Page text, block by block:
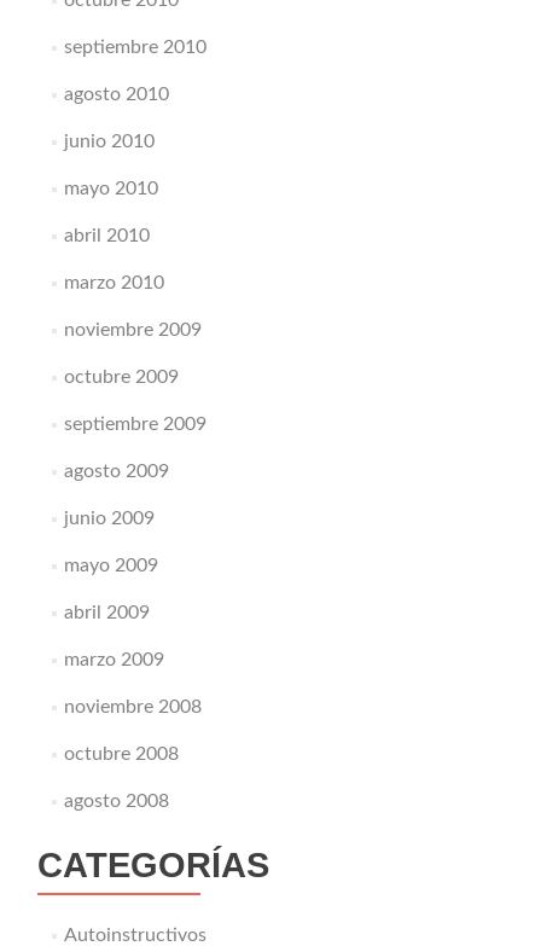
septiembre 2010
agosto 2010
junio 2010
mayo 2010
abril 2010
marzo 2010
noviembre 2009
octubre 2009
septiembre 2009
agosto 2009
junio 2009
mayo 2009
abril 2009
marzo 2009
noviembre 2008
octubre 2008
agosto 2008
CATEGORÍAS
Autoinstructivos